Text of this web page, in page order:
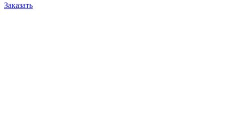
Заказать